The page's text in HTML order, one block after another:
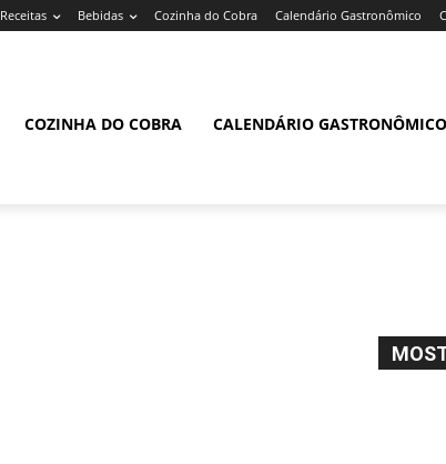
Receitas Bebidas Cozinha do Cobra Calendário Gastronômico
COZINHA DO COBRA CALENDÁRIO GASTRONÔMICO